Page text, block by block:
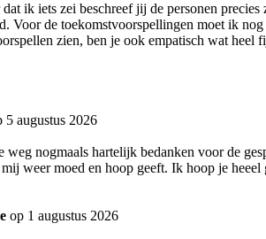
ik iets zei beschreef jij de personen
Voor de toekomstvoorspellingen moet ik
zien, ben je ook empatisch wat heel
5 augustus 2026
nogmaals hartelijk bedanken voor de
weer moed en hoop geeft. Ik hoop je
op 1 augustus 2026